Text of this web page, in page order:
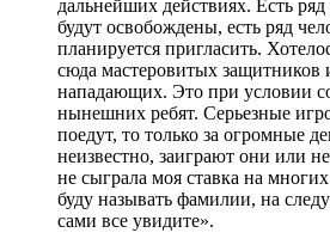
дальнейших действиях. Есть ряд
будут освобождены, есть ряд
планируется пригласить.
сюда мастеровитых защитников
нападающих. Это при условии
нынешних ребят. Серьезные
поедут, то только за огромные
неизвестно, заиграют они или
не сыграла моя ставка на
буду называть фамилии, на
сами все увидите».